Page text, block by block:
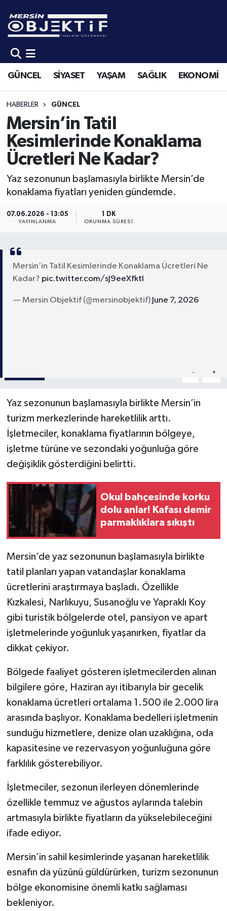
GÜNCEL SİYASET YAŞAM SAĞLIK EKONOMİ
HABERLER GÜNCEL
Mersin’in Tatil
Kesimlerinde Konaklama
Ücretleri Ne Kadar?
Yaz sezonunun başlamasıyla birlikte Mersin’de
konaklama fiyatları yeniden gündemde.
07.06.2026 - 13:05
YAYINLANMA
1 DK
OKUNMA SÜRESI
Mersin’in Tatil Kesimlerinde Konaklama Ücretleri Ne
Kadar? pic.twitter.com/sJ9eeXfktl
— Mersin Objektif (@mersinobjektif) June 7, 2026
- +
Yaz sezonunun başlamasıyla birlikte Mersin’in
turizm merkezlerinde hareketlilik arttı.
İşletmeciler, konaklama fiyatlarının bölgeye,
işletme türüne ve sezondaki yoğunluğa göre
değişiklik gösterdiğini belirtti.
Okul bahçesinde korku
dolu anlar! Kafası demir
parmaklıklara sıkıştı
Mersin’de yaz sezonunun başlamasıyla birlikte
tatil planları yapan vatandaşlar konaklama
ücretlerini araştırmaya başladı. Özellikle
Kızkalesi, Narlıkuyu, Susanoğlu ve Yapraklı Koy
gibi turistik bölgelerde otel, pansiyon ve apart
işletmelerinde yoğunluk yaşanırken, fiyatlar da
dikkat çekiyor.
Bölgede faaliyet gösteren işletmecilerden alınan
bilgilere göre, Haziran ayı itibarıyla bir gecelik
konaklama ücretleri ortalama 1.500 ile 2.000 lira
arasında başlıyor. Konaklama bedelleri işletmenin
sunduğu hizmetlere, denize olan uzaklığına, oda
kapasitesine ve rezervasyon yoğunluğuna göre
farklılık gösterebiliyor.
İşletmeciler, sezonun ilerleyen dönemlerinde
özellikle temmuz ve ağustos aylarında talebin
artmasıyla birlikte fiyatların da yükselebileceğini
ifade ediyor.
Mersin’in sahil kesimlerinde yaşanan hareketlilik
esnafın da yüzünü güldürürken, turizm sezonunun
bölge ekonomisine önemli katkı sağlaması
bekleniyor.
GÜNCEL
SİYASET
YAŞAM
SAĞLIK
EKONOMİ
KÜLTÜR-SANAT
EĞİTİM
Mersin Hava Durumu
Mersin Trafik Yoğunluk Haritası
Süper Lig Puan Durumu ve Fikstür
Tüm Manşetler
Son Dakika Haberleri